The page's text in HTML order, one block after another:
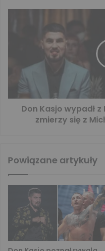
Don Kasjo wypadł z
zmierzy się z
Powiązane artykuły